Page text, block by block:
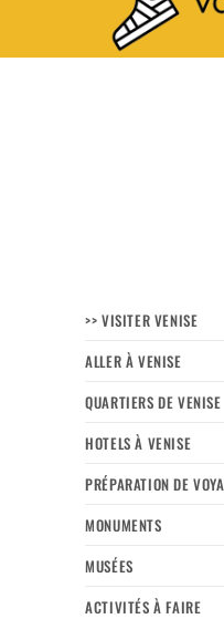
>> VISITER VENISE
ALLER À VENISE
QUARTIERS DE VENISE
HOTELS À VENISE
PRÉPARATION DE
MONUMENTS
MUSÉES
ACTIVITÉS À FAIRE